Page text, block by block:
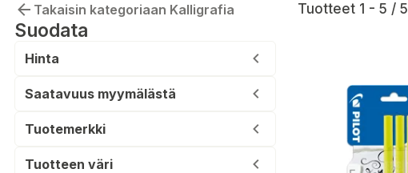
Takaisin kategoriaan Kalligrafia
Suodata
Hinta
Saatavuus myymälästä
Tuotemerkki
Tuotteen väri
Tuotteet 1 - 5 / 5